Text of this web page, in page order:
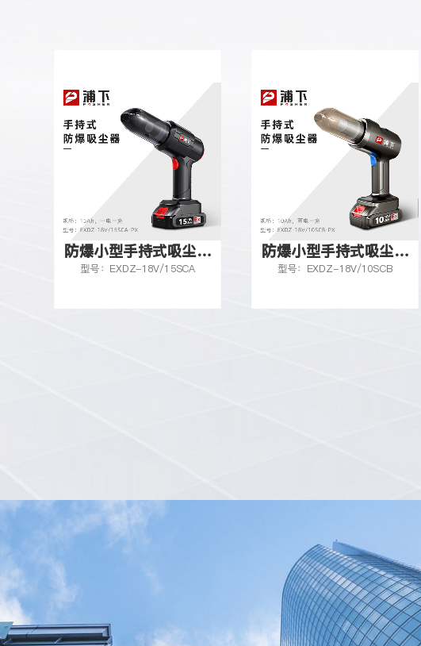
防爆小型手持式吸尘器
18v-10Ah
型号：EXDZ-18V/10SCB
防爆小型手持式吸尘器
18v-10Ah
型号：EXDZ-18V/10SCA